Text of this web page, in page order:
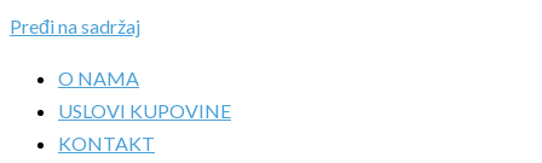
Pređi na sadržaj
O NAMA
USLOVI KUPOVINE
KONTAKT